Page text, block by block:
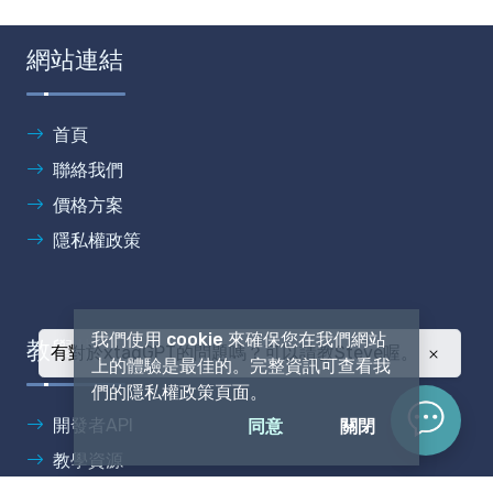
網站連結
首頁
聯絡我們
價格方案
隱私權政策
教學指南
開發者API
教學資源
我們使用 cookie 來確保您在我們網站
上的體驗是最佳的。完整資訊可查看我
們的隱私權政策頁面。
同意 關閉
有對於xtagGPT的問題嗎？可以請教Steve喔。